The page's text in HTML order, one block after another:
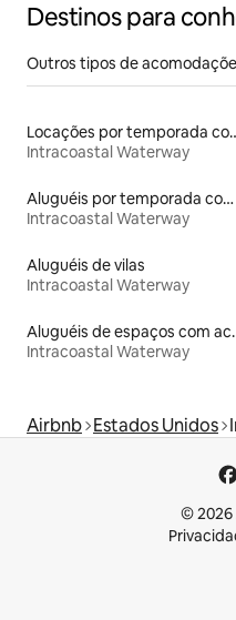
Destinos para
Outros tipos de
Locações
Intracoastal Waterway
Aluguéis por temporada com banheiro para PCD
Intracoastal Waterway
Aluguéis de vilas
Intracoastal Waterway
Aluguéis de
Intracoastal Waterway
Airbnb Estados Unidos
© 2026